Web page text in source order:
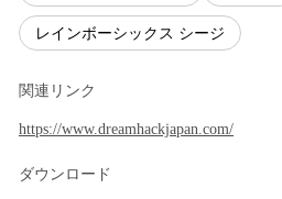
レインボーシックス シージ
関連リンク
https://www.dreamhackjapan.com/
ダウンロード